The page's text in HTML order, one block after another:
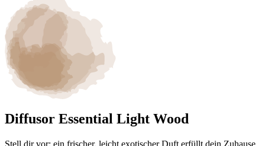
Diffusor Essential Light Wood
Stell dir vor: ein frischer, leicht exotischer Duft erfüllt dein Zuhause